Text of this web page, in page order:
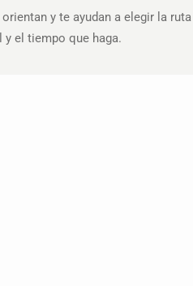
y te ayudan a elegir la ruta
y el tiempo que haga.